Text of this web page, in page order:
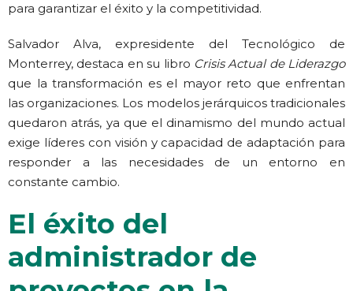
para garantizar el éxito y la competitividad.
Salvador Alva, expresidente del Tecnológico de
Monterrey, destaca en su libro Crisis Actual de Liderazgo
que la transformación es el mayor reto que enfrentan
las organizaciones. Los modelos jerárquicos tradicionales
quedaron atrás, ya que el dinamismo del mundo actual
exige líderes con visión y capacidad de adaptación para
responder a las necesidades de un entorno en
constante cambio.
El éxito del
administrador de